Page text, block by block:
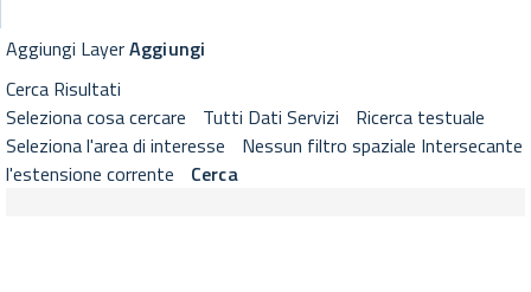
GeoViewer RNDT
Visualizzatore cartografico RNDT con strumenti di selezione
Aggiungi LayerAggiungi
Cerca Risultati
Seleziona cosa cercare
Tutti Dati Servizi
Ricerca testuale
Seleziona l'area di interesse
Nessun filtro spaziale Intersecante
l'estensione corrente
Cerca